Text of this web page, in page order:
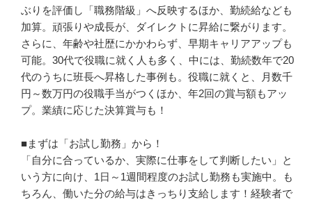
ぶりを評価し「職務階級」へ反映するほか、勤続給なども
加算。頑張りや成長が、ダイレクトに昇給に繋がります。
さらに、年齢や社歴にかかわらず、早期キャリアアップも
可能。30代で役職に就く人も多く、中には、勤続数年で20
代のうちに班長へ昇格した事例も。役職に就くと、月数千
円～数万円の役職手当がつくほか、年2回の賞与額もアッ
プ。業績に応じた決算賞与も！
■まずは「お試し勤務」から！
「自分に合っているか、実際に仕事をして判断したい」と
いう方に向け、1日～1週間程度のお試し勤務も実施中。も
ちろん、働いた分の給与はきっちり支給します！経験者で